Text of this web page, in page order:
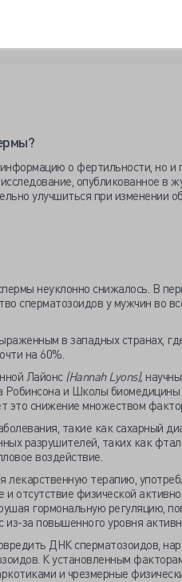
о фертильности, но и
опубликованное в
улучшиться при изменении
неуклонно снижалось. В
сперматозоидов у мужчин во
в западных странах,
на 60%.
Лайонс(Hannah Lyons),
Робинсона и Школы
это снижение множеством
такие как сахарный
разрушителей, таких как
воздействие.
терапию,
отсутствие физической
гормональную регуляцию,
из-за повышенного уровня
ДНК сперматозоидов,
К установленным
и чрезмерные